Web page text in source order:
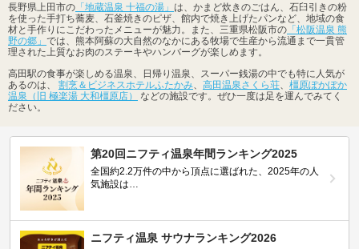
長野県上田市の 「地蔵温泉 十福の湯」 は、かまど炊きのごはん、石臼引きの粉
を使った手打ち蕎麦、石釜焼きのピザ、館内で焼き上げたパンなど、地域の食
材と手作りにこだわったメニューが魅力。また、三重県松阪市の 「松阪温泉 熊
野の郷」 では、熊本阿蘇の大自然のなかにある牧場で生産から流通まで一貫管
理された上質なお肉のステーキやハンバーグが楽しめます。
高田駅の食事が楽しめる温泉、日帰り温泉、スーパー銭湯の中でも特に人気が
あるのは、 割烹＆ビジネスホテルふたかみ 高田温泉さくら荘
橿原ぽかぽか
温泉（旧 極楽湯 大和橿原店）
などの施設です。ぜひ一度は足を運んでみてく
ださい。
第20回ニフティ温泉年間ランキング2025
全国約2.2万件の中から頂点に選ばれた、2025年の人
気施設は…
ニフティ温泉 サウナランキング2026